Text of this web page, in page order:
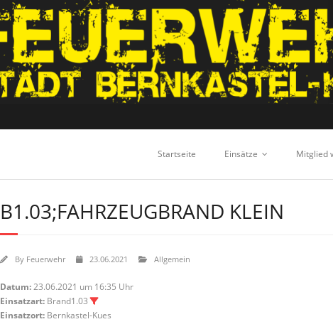
Startseite Einsätze Mitglied
B1.03;FAHRZEUGBRAND KLEIN
By Feuerwehr 23.06.2021 Allgemein
Datum:23.06.2021 um 16:35 Uhr
Einsatzart: Brand1.03
Einsatzort: Bernkastel-Kues